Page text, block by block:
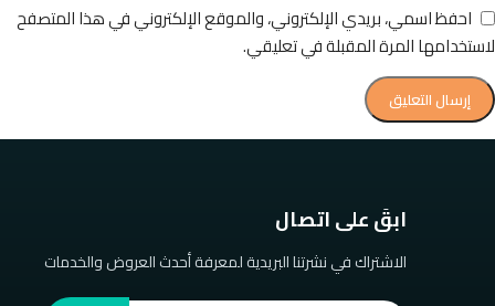
احفظ اسمي، بريدي الإلكتروني، والموقع الإلكتروني في هذا المتصفح
لاستخدامها المرة المقبلة في تعليقي.
ابقَ على اتصال
الاشتراك في نشرتنا البريدية لمعرفة أحدث العروض والخدمات